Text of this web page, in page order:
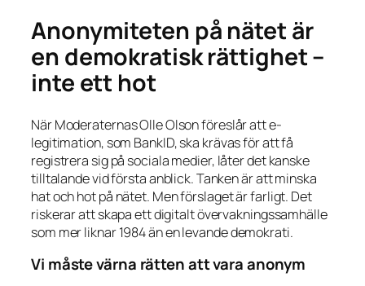
Anonymiteten på nätet är
en demokratisk rättighet –
inte ett hot
När Moderaternas Olle Olson föreslår att e-
legitimation, som BankID, ska krävas för att få
registrera sig på sociala medier, låter det kanske
tilltalande vid första anblick. Tanken är att minska
hat och hot på nätet. Men förslaget är farligt. Det
riskerar att skapa ett digitalt övervakningssamhälle
som mer liknar1984än en levande demokrati.
Vi måste värna rätten att vara anonym